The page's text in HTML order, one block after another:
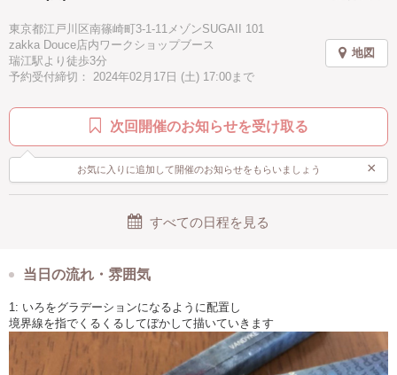
@osachan_31
長田弘美(おさだひろみ)
(チョークアート・オイルパステルアート)
「つるしびな」
◇受講料◇
2150円 (税込2365円)
⁡＊15×15㎝ボード
＊ドリンク付き
クレヨンのような形の「オイルパステル」を塗って指でくるくる混ぜて
みましょ〜?
下絵が描いてあるので、
絵が苦手？って思うかたも塗り絵みたいに。
はみ出しても大丈夫、後から直せます。
講師が一緒に描きながら説明します。
2時間 夏休み シニア歓迎 パープル
ブルー 水色
東京都江戸川区南篠崎町3-1-11メゾンSUGAII 101
zakka Douce店内ワークショップブース
瑞江駅より徒歩3分
予約受付締切： 2024年02月17日 (土) 17:00まで
地図
次回開催のお知らせを受け取る
お気に入りに追加して開催のお知らせをもらいましょう ×
すべての日程を見る
当日の流れ・雰囲気
1: いろをグラデーションになるように配置し
境界線を指でくるくるしてぼかして描いていきます